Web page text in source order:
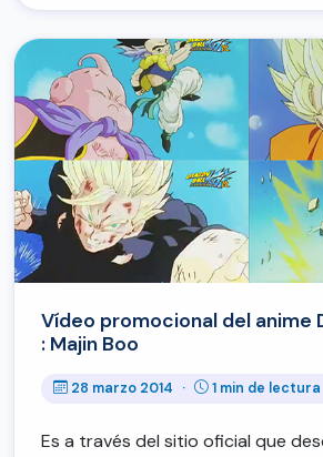
Vídeo promocional del anime
: Majin Boo
28 marzo 2014 · 1 min de lectura
Es a través del sitio oficial que